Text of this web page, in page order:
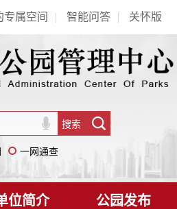
属空间 | 智能问答 | 关怀版
一网通查
位简介 公园发布